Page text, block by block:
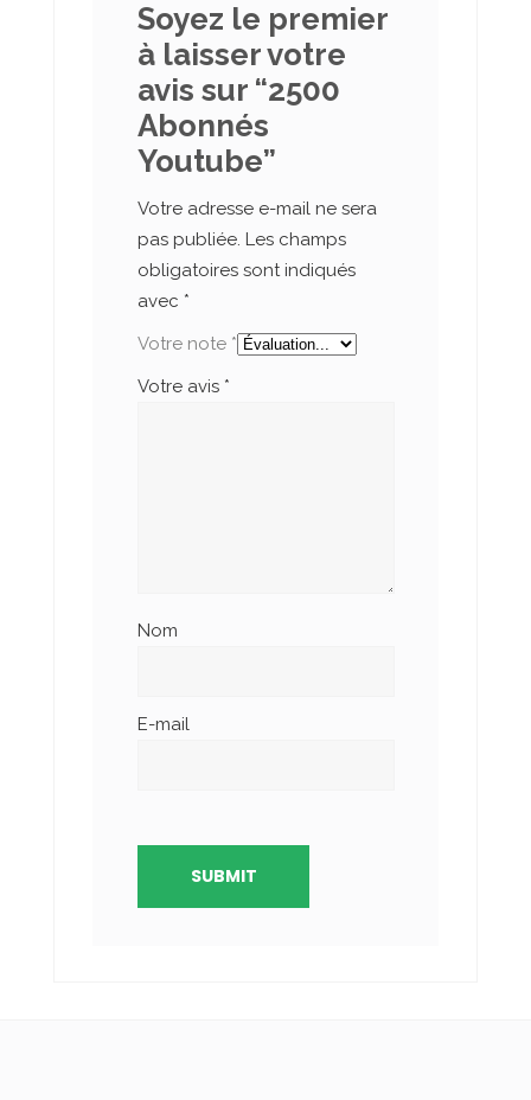
Soyez le premier
à laisser votre
avis sur “2500
Abonnés
Youtube”
Votre adresse e-mail ne sera
pas publiée. Les champs
obligatoires sont indiqués
avec *
Votre note *
Votre avis *
Nom
E-mail